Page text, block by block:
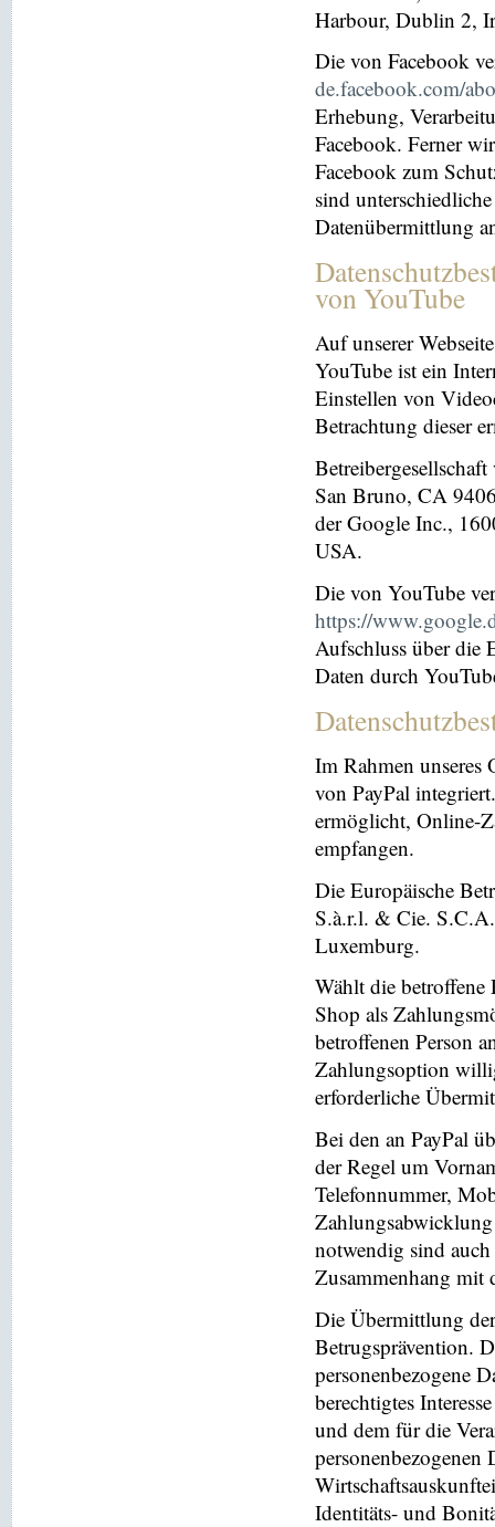
Harbour, Dublin 2,
Die von Facebook
de.facebook.com/
Erhebung,
Facebook. Ferner
Facebook zum
sind
Datenübermittlung
von YouTube
Auf unserer
YouTube ist ein
Einstellen von
Betrachtung dieser
San Bruno, CA
der Google Inc.,
USA.
Die von YouTube
https://
Aufschluss über die
Daten durch
Im Rahmen unseres
von PayPal
ermöglicht, Online-
empfangen.
Die Europäische
S.à.r.l. & Cie.
Luxemburg.
Wählt die betroffene
Shop als
betroffenen Person
Zahlungsoption
erforderliche
Bei den an PayPal
der Regel um
Telefonnummer,
notwendig sind
Zusammenhang mit
Die Übermittlung
Betrugsprävention.
personenbezogene
berechtigtes
und dem für die
personenbezogenen
Identitäts- und